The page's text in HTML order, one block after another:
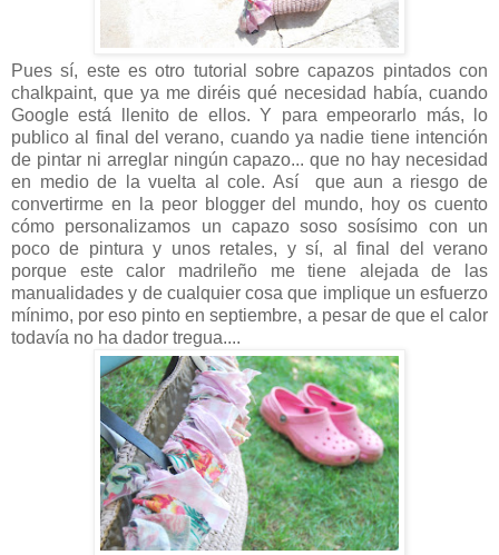
Pues sí, este es otro tutorial sobre capazos pintados con
chalkpaint, que ya me diréis qué necesidad había, cuando
Google está llenito de ellos. Y para empeorarlo más, lo
publico al final del verano, cuando ya nadie tiene intención
de pintar ni arreglar ningún capazo... que no hay necesidad
en medio de la vuelta al cole. Así que aun a riesgo de
convertirme en la peor blogger del mundo, hoy os cuento
cómo personalizamos un capazo soso sosísimo con un
poco de pintura y unos retales, y sí, al final del verano
porque este calor madrileño me tiene alejada de las
manualidades y de cualquier cosa que implique un esfuerzo
mínimo, por eso pinto en septiembre, a pesar de que el calor
todavía no ha dador tregua....